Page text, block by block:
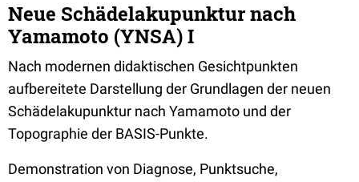
Neue Schädelakupunktur nach
Yamamoto (YNSA) I
Nach modernen didaktischen Gesichtpunkten
aufbereitete Darstellung der Grundlagen der neuen
Schädelakupunktur nach Yamamoto und der
Topographie der BASIS-Punkte.
Demonstration von Diagnose, Punktsuche,